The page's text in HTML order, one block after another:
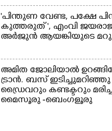
"പിന്തുണ വേണ്ട,​ പക്ഷേ
കുത്തരുത് ", എംവി
അർജുൻ ആയങ്കിയുടെ
അമിത ജോലിയാൽ
ട്രാൻ. ബസ് ഇടിച്ചുമറിഞ്ഞു
ഡ്രൈവറും കണ്ടക്ടറും
മൈസൂരു -ബെംഗളൂരു